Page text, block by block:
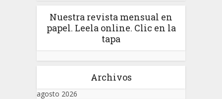
Nuestra revista mensual en
papel. Leela online. Clic en la
tapa
Archivos
agosto 2026